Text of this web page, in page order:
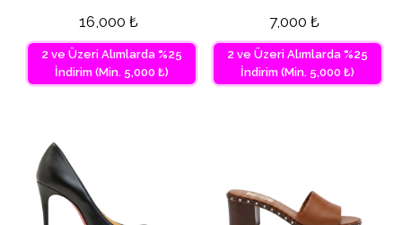
16,000 ₺
2 ve Üzeri Alımlarda %25
İndirim (Min. 5,000 ₺)
7,000 ₺
2 ve Üzeri Alımlarda %25
İndirim (Min. 5,000 ₺)